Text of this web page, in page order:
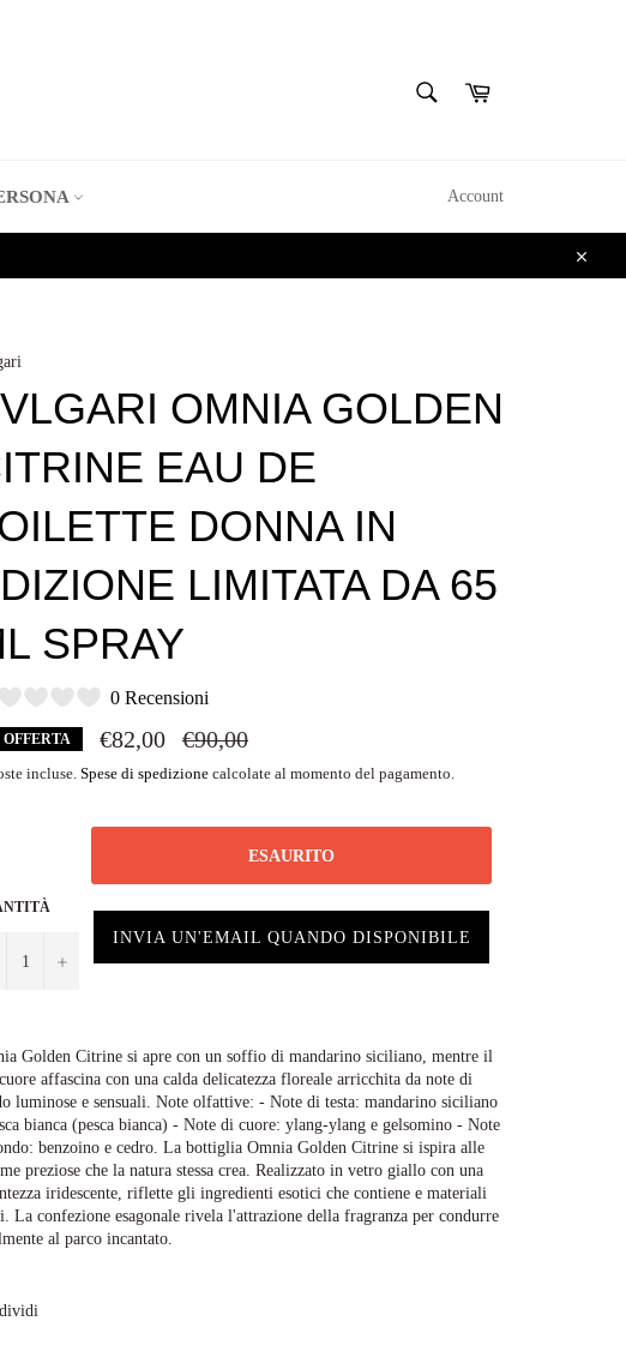
Carrello
Account
Chiudi
OMNIA GOLDEN
EAU DE
DONNA IN
LIMITATA DA 65
SPRAY
0 Recensioni
€82,00
Prezzo
di
listino
€90,00
incluse. Spese di spedizione calcolate al momento del pagamento.
+
ESAURITO
INVIA UN'EMAIL QUANDO DISPONIBILE
Golden Citrine si apre con un soffio di mandarino siciliano, mentre il
affascina con una calda delicatezza floreale arricchita da note di
luminose e sensuali. Note olfattive: - Note di testa: mandarino siciliano
bianca (pesca bianca) - Note di cuore: ylang-ylang e gelsomino - Note
benzoino e cedro. La bottiglia Omnia Golden Citrine si ispira alle
preziose che la natura stessa crea. Realizzato in vetro giallo con una
iridescente, riflette gli ingredienti esotici che contiene e materiali
La confezione esagonale rivela l'attrazione della fragranza per condurre
al parco incantato.